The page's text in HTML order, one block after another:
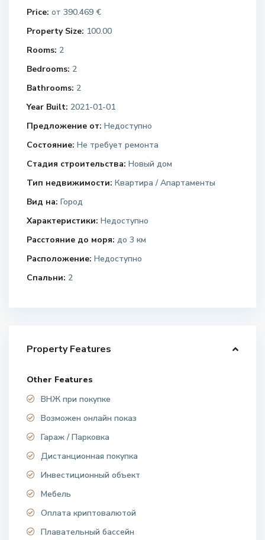
Price: от 390.469 €
Property Size: 100.00
Rooms: 2
Bedrooms: 2
Bathrooms: 2
Year Built: 2021-01-01
Предложение от: Недоступно
Состояние: Не требует ремонта
Стадия строительства: Новый дом
Тип недвижимости: Квартира / Апартаменты
Вид на: Город
Характеристики: Недоступно
Расстояние до моря: до 3 км
Расположение: Недоступно
Спальни: 2
Property Features
Other Features
ВНЖ при покупке
Возможен онлайн показ
Гараж / Парковка
Дистанционная покупка
Инвестиционный объект
Мебель
Оплата криптовалютой
Плавательный бассейн